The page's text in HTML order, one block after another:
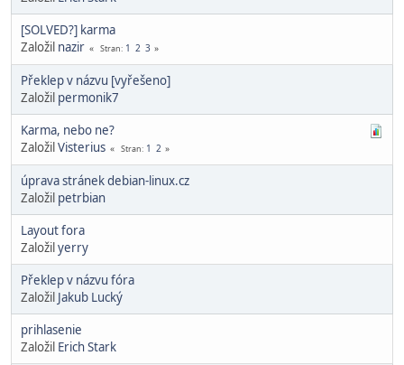
[SOLVED?] karma
Založil nazir Stran 1 2 3
Překlep v názvu [vyřešeno]
Založil permonik7
Karma, nebo ne?
ZaložilVisterius Stran 1 2
úprava stránek debian-linux.cz
Založil petrbian
Layout fora
Založilyerry
Překlep v názvu fóra
Založil Jakub Lucký
prihlasenie
Založil Erich Stark